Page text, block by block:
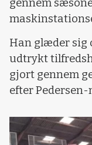
gennem
Han glæder sig
udtrykt
gjort gennem
efter